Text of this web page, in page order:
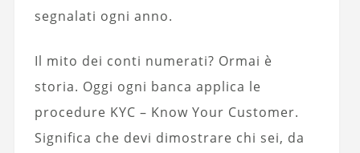
segnalati ogni anno.
Il mito dei conti numerati? Ormai è
storia. Oggi ogni banca applica le
procedure KYC – Know Your Customer.
Significa che devi dimostrare chi sei, da